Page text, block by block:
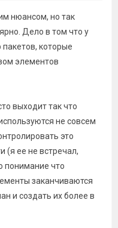
нюансом, но так
Дело в том что у
которые
элементов
выходит так что
не совсем
это
(я ее не встречал,
понимание что
заканчиваются
и создать их более в